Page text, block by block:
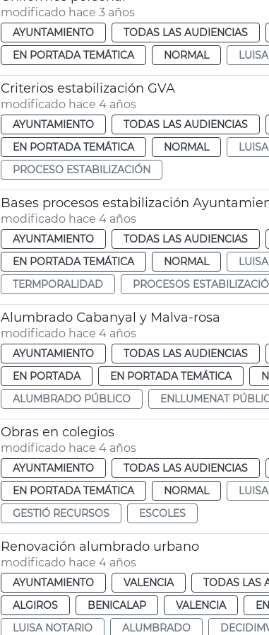
modificado hace 3 años
AYUNTAMIENTO TODAS LAS AUDIENCIAS
EN PORTADA TEMÁTICA
NORMAL
Criterios estabilización GVA
modificado hace 4 años
AYUNTAMIENTO TODAS LAS AUDIENCIAS
EN PORTADA TEMÁTICA
NORMAL
PROCESO ESTABILIZACIÓN
Bases procesos estabilización
modificado hace 4 años
AYUNTAMIENTO TODAS LAS AUDIENCIAS
EN PORTADA TEMÁTICA
NORMAL
TERMPORALIDAD
PROCESOS
Alumbrado Cabanyal y Malva-rosa
modificado hace 4 años
AYUNTAMIENTO TODAS LAS AUDIENCIAS
EN PORTADA
EN PORTADA TEMÁTICA
ALUMBRADO PÚBLICO
ENLLUMENAT
Obras en colegios
modificado hace 4 años
AYUNTAMIENTO TODAS LAS AUDIENCIAS
EN PORTADA TEMÁTICA
NORMAL
GESTIÓ RECURSOS
ESCOLES
Renovación alumbrado urbano
modificado hace 4 años
AYUNTAMIENTO VALENCIA TODAS LAS
ALGIROS
BENICALAP VALENCIA
LUISA NOTARIO
ALUMBRADO